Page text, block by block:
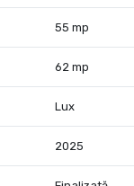
55 mp
62 mp
Lux
2025